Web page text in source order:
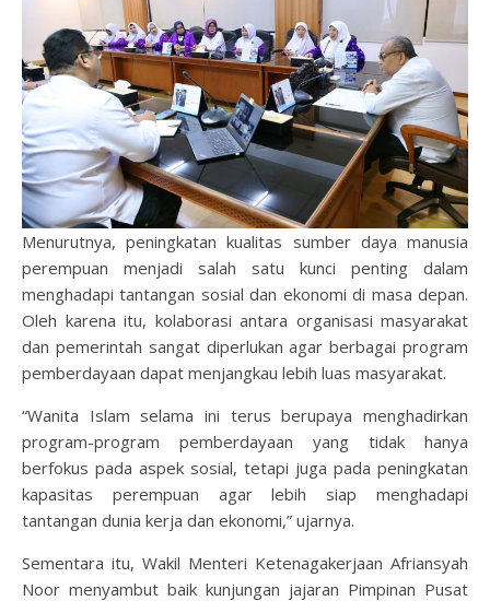
Menurutnya, peningkatan kualitas sumber daya manusia
perempuan menjadi salah satu kunci penting dalam
menghadapi tantangan sosial dan ekonomi di masa depan.
Oleh karena itu, kolaborasi antara organisasi masyarakat
dan pemerintah sangat diperlukan agar berbagai program
pemberdayaan dapat menjangkau lebih luas masyarakat.
“Wanita Islam selama ini terus berupaya menghadirkan
program-program pemberdayaan yang tidak hanya
berfokus pada aspek sosial, tetapi juga pada peningkatan
kapasitas perempuan agar lebih siap menghadapi
tantangan dunia kerja dan ekonomi,” ujarnya.
Sementara itu, Wakil Menteri Ketenagakerjaan Afriansyah
Noor menyambut baik kunjungan jajaran Pimpinan Pusat